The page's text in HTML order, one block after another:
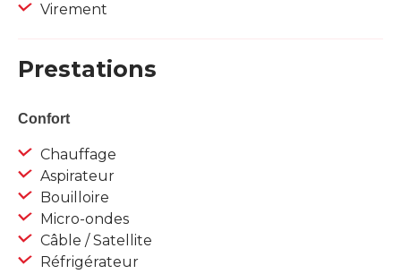
Virement
Prestations
Confort
Chauffage
Aspirateur
Bouilloire
Micro-ondes
Câble / Satellite
Réfrigérateur